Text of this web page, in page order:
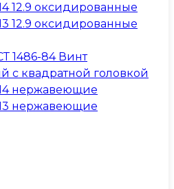
12.9 оксидированные
12.9 оксидированные
1486-84 Винт
с квадратной головкой
нержавеющие
нержавеющие